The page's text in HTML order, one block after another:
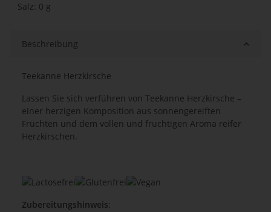
Salz: 0 g
Beschreibung
Teekanne Herzkirsche
Lassen Sie sich verführen von Teekanne Herzkirsche –
einer herzigen Komposition aus sonnengereiften
Früchten und dem vollen und fruchtigen Aroma reifer
Herzkirschen.
Zubereitungshinweis: